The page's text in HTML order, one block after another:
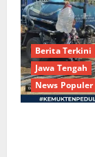
Berita Terkini
Jawa Tengah
News Populer